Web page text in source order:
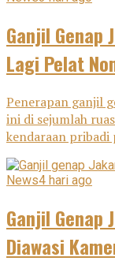
Ganjil Genap
Lagi Pelat
Penerapan ganjil
ini di sejumlah
kendaraan
News4 hari ago
Ganjil
Diawasi